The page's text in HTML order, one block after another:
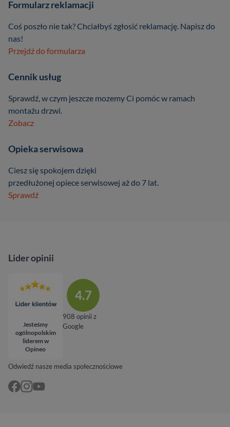
Formularz reklamacji
Coś poszło nie tak? Chciałbyś zgłosić reklamację. Napisz do
nas!
Przejdź do formularza
Cennik usług
Sprawdź, w czym jeszcze mozemy Ci pomóc w ramach
montażu drzwi.
Zobacz
Opieka serwisowa
Ciesz się spokojem dzięki
przedłużonej opiece serwisowej aż do 7 lat.
Sprawdź
Odwiedź nasze media społecznościowe
Lider opinii
Jesteśmy
ogólnopolskim
liderem w
Opineo
4.7
908 opinii z
Google